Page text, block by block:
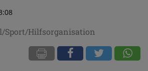
Sport/Hilfsorganisation